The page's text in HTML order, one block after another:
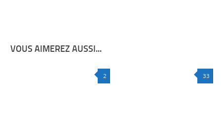
VOUS AIMEREZ AUSSI...
2 33